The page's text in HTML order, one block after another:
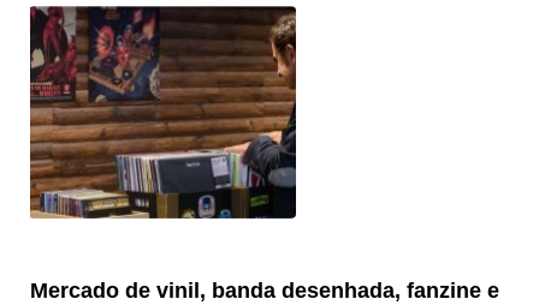
Mercado de vinil, banda desenhada, fanzine e